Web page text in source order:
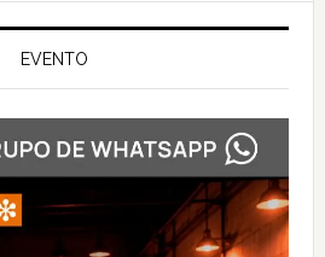
EVENTO